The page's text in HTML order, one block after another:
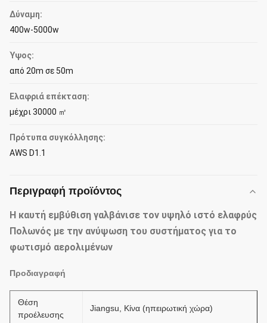
Δύναμη:
400w-5000w
Ύψος:
από 20m σε 50m
Ελαφριά επέκταση:
μέχρι 30000 ㎡
Πρότυπα συγκόλλησης:
AWS D1.1
Περιγραφή προϊόντος
Η καυτή εμβύθιση γαλβάνισε τον υψηλό ιστό ελαφρύς
Πολωνός με την ανύψωση του συστήματος για το
φωτισμό αερολιμένων
Προδιαγραφή
Θέση
προέλευσης
Jiangsu, Κίνα (ηπειρωτική χώρα)